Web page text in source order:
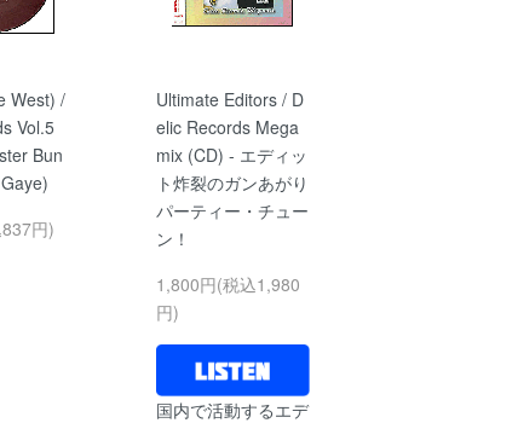
West) /
Vol.5
Bun
円)
Ultimate Editors / D
elic Records Mega
mix (CD) - エディッ
ト炸裂のガンあがり
パーティー・チュー
ン！
1,800円(税込1,980
円)
国内で活動するエデ